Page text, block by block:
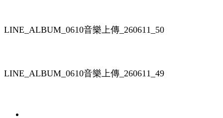
LINE_ALBUM_0610音樂上傳_260611_50
LINE_ALBUM_0610音樂上傳_260611_49